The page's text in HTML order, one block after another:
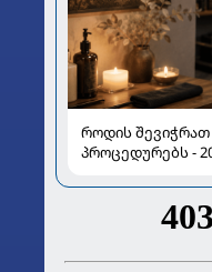
როდის
პროცედურებს -